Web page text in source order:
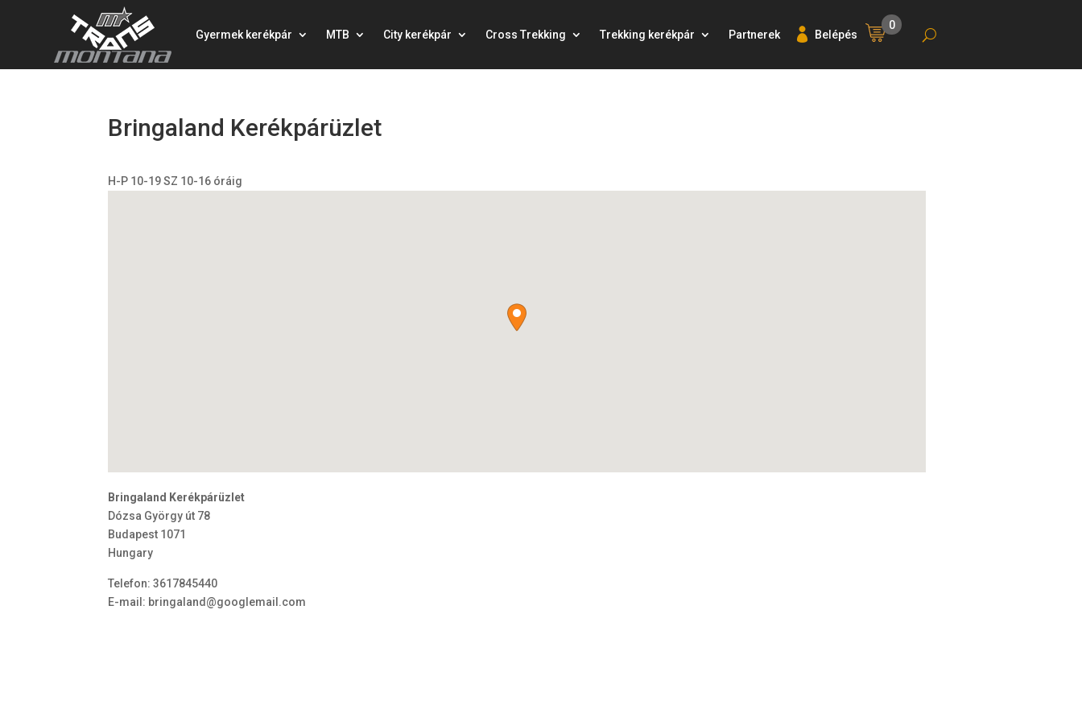
Gyermek kerékpár MTB City kerékpár Cross Trekking Trekking kerékpár Partnerek Belépés
0
Bringaland Kerékpárüzlet
H-P 10-19 SZ 10-16 óráig
Bringaland Kerékpárüzlet
Dózsa György út 78
Budapest 1071
Hungary
Telefon:3617845440
E-mail: bringaland@googlemail.com